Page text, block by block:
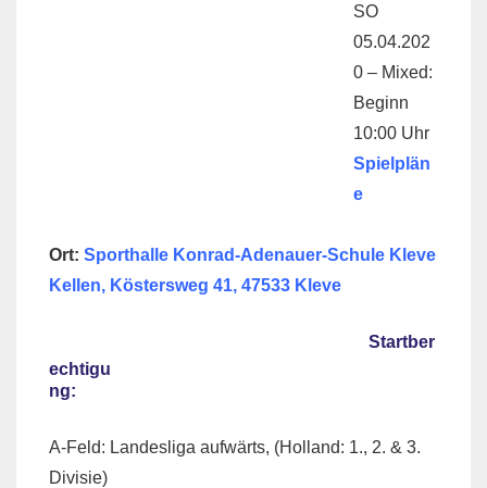
SO
05.04.202
0 – Mixed:
Beginn
10:00 Uhr
Spielplän
e
Ort: Sporthalle Konrad-Adenauer-Schule Kleve
Kellen, Köstersweg 41, 47533 Kleve
Startber
echtigu
ng:
A-Feld: Landesliga aufwärts, (Holland: 1., 2. & 3.
Divisie)